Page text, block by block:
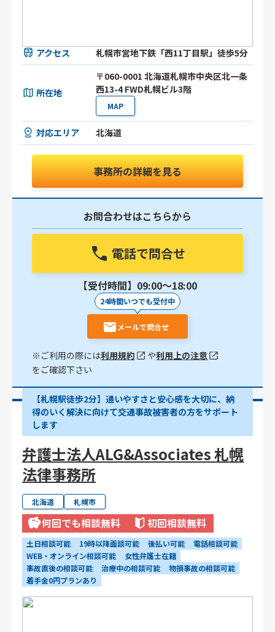
アクセス 札幌市営地下鉄「西11丁目駅」徒歩5分
所在地
〒060-0001 北海道札幌市中央区北一条
西13-4 FWD札幌ビル3階
MAP
対応エリア 北海道
事務所の詳細を見る
お問合わせはこちらから
電話で問合せ
【受付時間】09:00〜18:00
24時間いつでも受付中
メールで問合せ
※ご利用の際には利用規約 や利用上の注意
をご確認下さい
【札幌駅徒歩2分】通いやすさと安心感を大切に、納
得のいく解決に向けて交通事故被害者の方をサポート
します
弁護士法人ALG&Associates 札幌
法律事務所
北海道 札幌市
何回でも相談無料 初回相談無料
土日相談可能 19時以降面談可能 後払い可能
電話相談可能
WEB・オンライン相談可能
女性弁護士在籍
事故直後の相談可能
治療中の相談可能
物損事故の相談可能
着手金0円プランあり